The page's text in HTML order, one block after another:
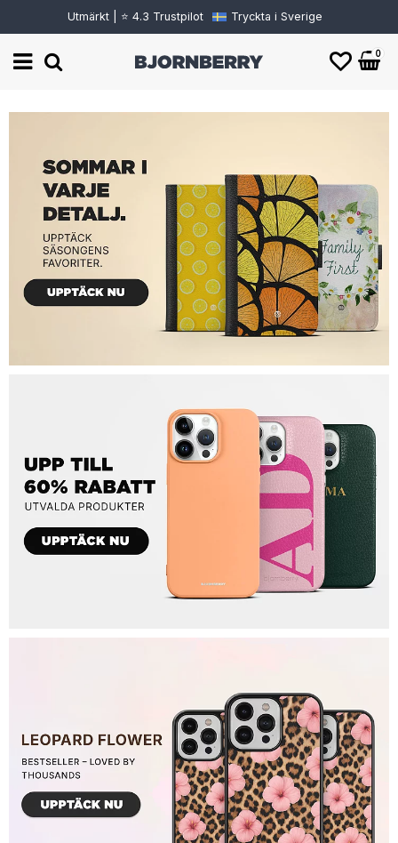
Utmärkt | ⭐ 4.3 Trustpilot Tryckta i Sverige
0